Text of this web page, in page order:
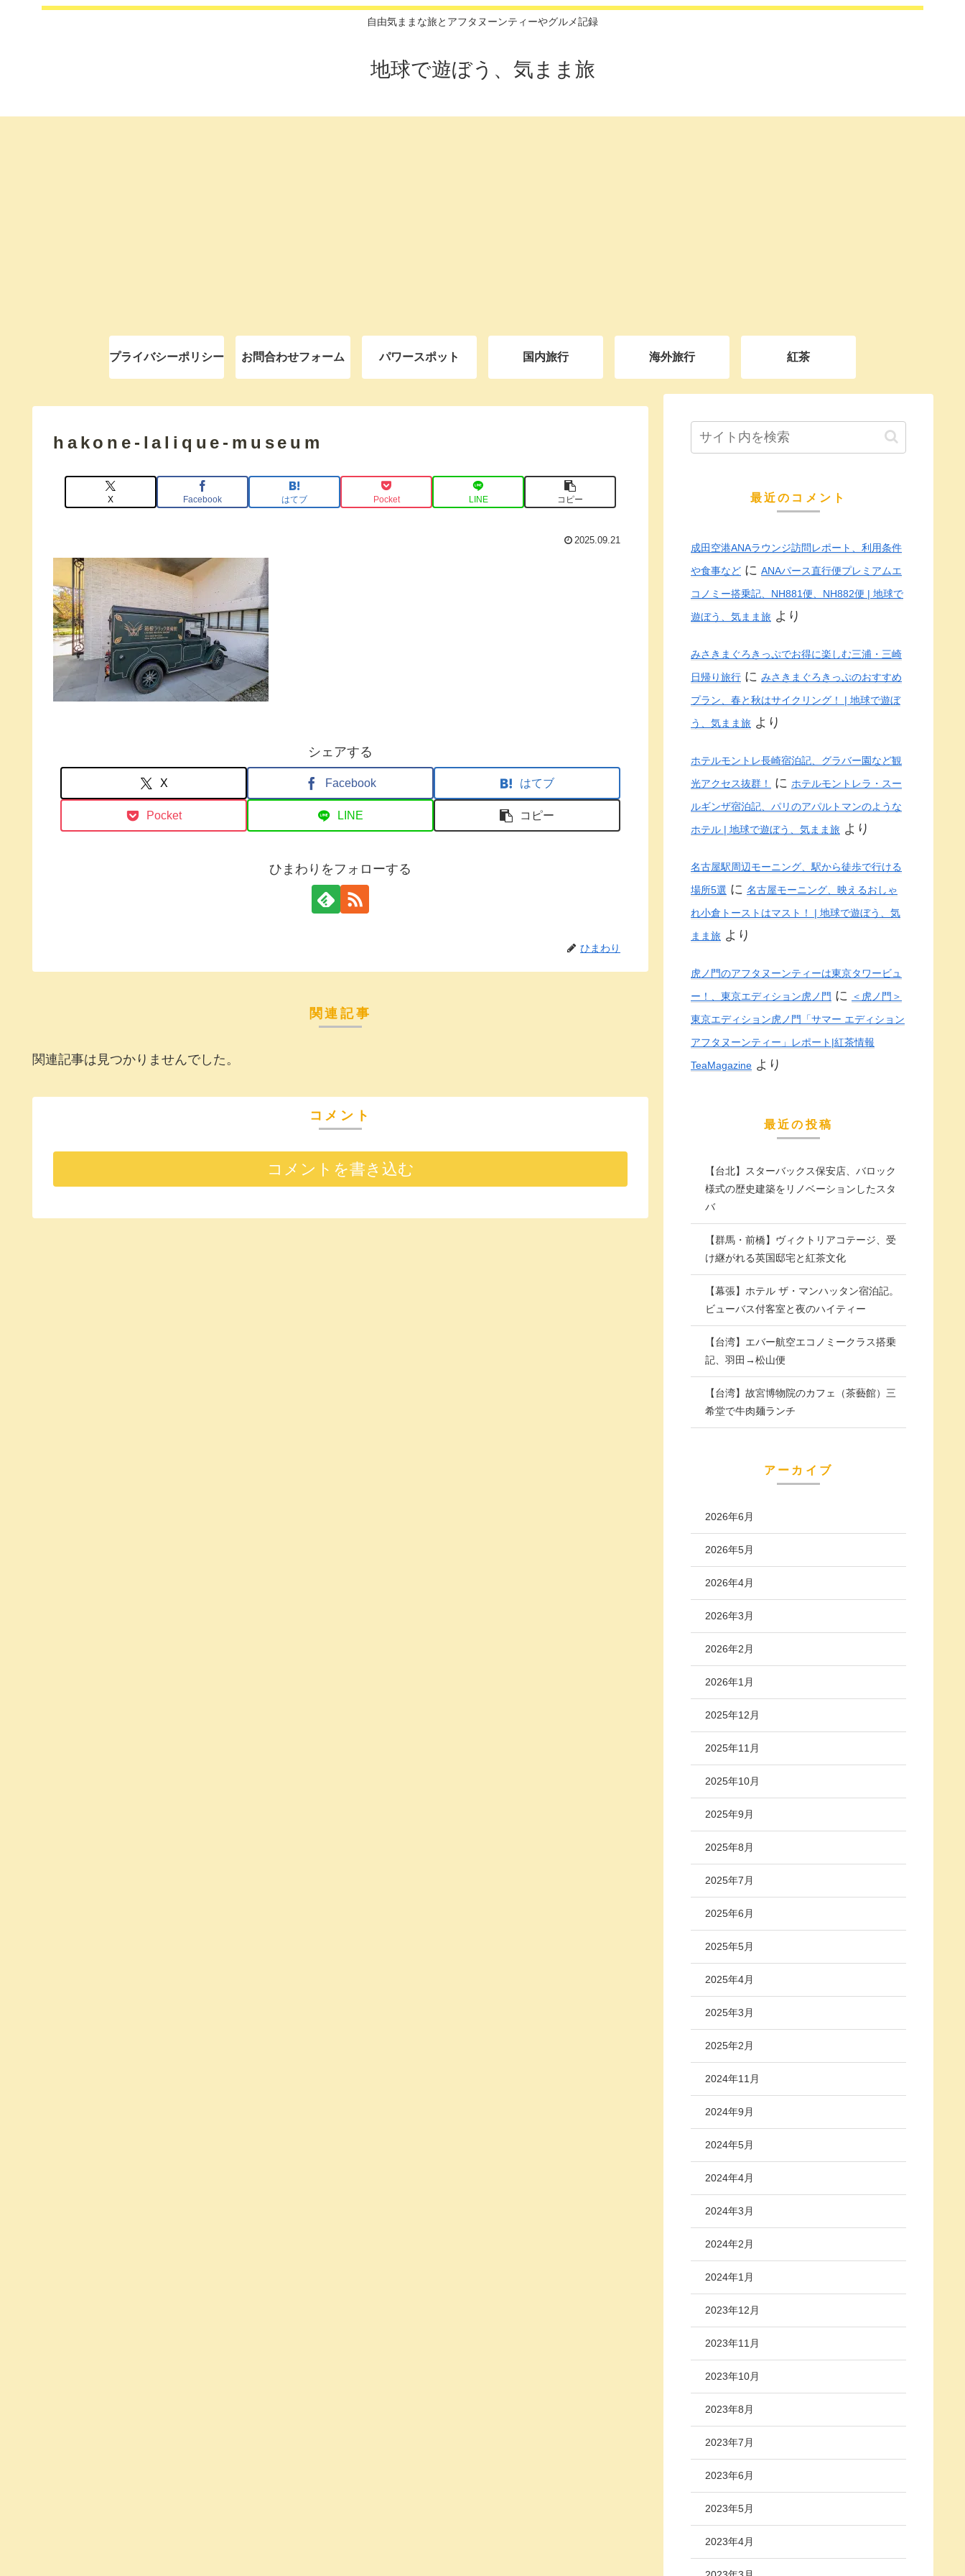
自由気ままな旅とアフタヌーンティーやグルメ記録
地球で遊ぼう、気まま旅
プライバシーポリシー お問合わせフォーム パワースポット 国内旅行 海外旅行 紅茶
hakone-lalique-museum
X Facebook はてブ Pocket LINE コピー
2025.09.21
シェアする
X Facebook はてブ
Pocket LINE コピー
ひまわりをフォローする
ひまわり
関連記事
関連記事は見つかりませんでした。
コメント
コメントを書き込む
最近のコメント
成田空港ANAラウンジ訪問レポート、利用条件
や食事など に ANAパース直行便プレミアムエ
コノミー搭乗記、NH881便、NH882便 | 地球で
遊ぼう、気まま旅 より
みさきまぐろきっぷでお得に楽しむ三浦・三崎
日帰り旅行 に みさきまぐろきっぷのおすすめ
プラン、春と秋はサイクリング！ | 地球で遊ぼ
う、気まま旅 より
ホテルモントレ長崎宿泊記、グラバー園など観
光アクセス抜群！
に ホテルモントレラ・スー
ルギンザ宿泊記、パリのアパルトマンのような
ホテル | 地球で遊ぼう、気まま旅 より
名古屋駅周辺モーニング、駅から徒歩で行ける
場所5選 に 名古屋モーニング、映えるおしゃ
れ小倉トーストはマスト！ | 地球で遊ぼう、気
まま旅 より
虎ノ門のアフタヌーンティーは東京タワービュ
ー！、東京エディション虎ノ門 に
＜虎ノ門＞
東京エディション虎ノ門「サマー エディション
アフタヌーンティー」レポート|紅茶情報
TeaMagazine より
最近の投稿
【台北】スターバックス保安店、バロック
様式の歴史建築をリノベーションしたスタ
バ
【群馬・前橋】ヴィクトリアコテージ、受
け継がれる英国邸宅と紅茶文化
【幕張】ホテル ザ・マンハッタン宿泊記。
ビューバス付客室と夜のハイティー
【台湾】エバー航空エコノミークラス搭乗
記、羽田→松山便
【台湾】故宮博物院のカフェ（茶藝館）三
希堂で牛肉麺ランチ
アーカイブ
2026年6月
2026年5月
2026年4月
2026年3月
2026年2月
2026年1月
2025年12月
2025年11月
2025年10月
2025年9月
2025年8月
2025年7月
2025年6月
2025年5月
2025年4月
2025年3月
2025年2月
2024年11月
2024年9月
2024年5月
2024年4月
2024年3月
2024年2月
2024年1月
2023年12月
2023年11月
2023年10月
2023年8月
2023年7月
2023年6月
2023年5月
2023年4月